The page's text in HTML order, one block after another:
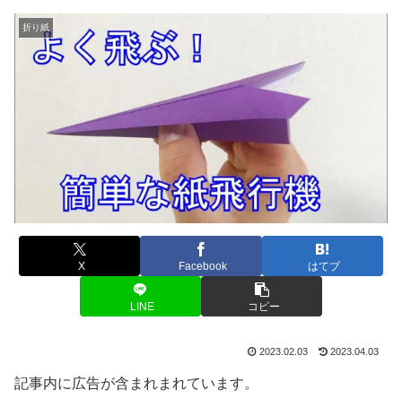
折り紙
X Facebook はてブ
LINE コピー
2023.02.03 2023.04.03
記事内に広告が含まれまれています。